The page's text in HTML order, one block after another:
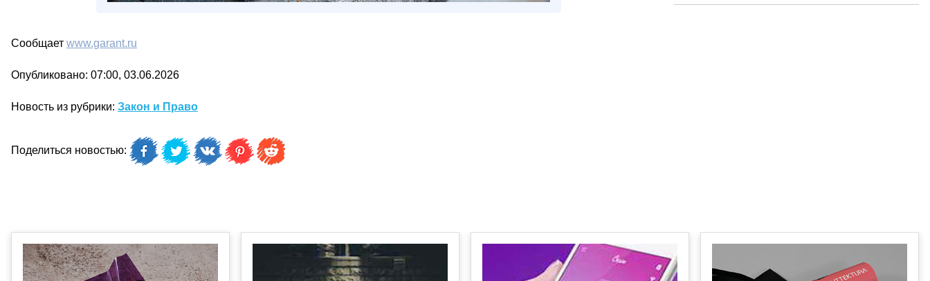
Сообщает www.garant.ru
Опубликовано: 07:00, 03.06.2026
Новость из рубрики: Закон и Право
Поделиться новостью: